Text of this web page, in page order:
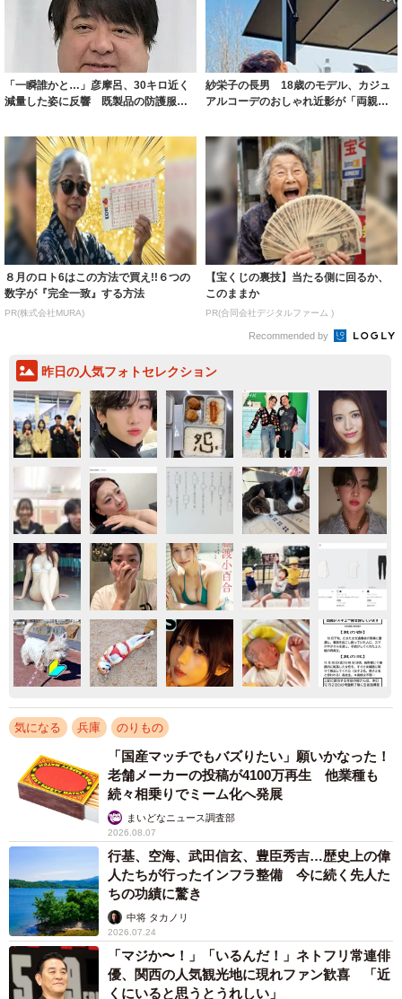
「一瞬誰かと…」彦摩呂、30キロ近く
減量した姿に反響 既製品の防護服が
紗栄子の長男 18歳のモデル、カジュ
アルコーデのおしゃれ近影が「両親の
８月のロト6はこの方法で買え!!６つの
数字が『完全一致』する方法
PR(株式会社MURA)
【宝くじの裏技】当たる側に回るか、
このままか
PR(合同会社デジタルファーム )
Recommended by
昨日の人気フォトセレクション
気になる 兵庫 のりもの
「国産マッチでもバズりたい」願いかなった！
老舗メーカーの投稿が4100万再生 他業種も
続々相乗りでミーム化へ発展
まいどなニュース調査部
2026.08.07
行基、空海、武田信玄、豊臣秀吉…歴史上の偉
人たちが行ったインフラ整備 今に続く先人た
ちの功績に驚き
中将 タカノリ
2026.07.24
「マジか〜！」「いるんだ！」ネトフリ常連俳
優、関西の人気観光地に現れファン歓喜 「近
くにいると思うとうれしい」